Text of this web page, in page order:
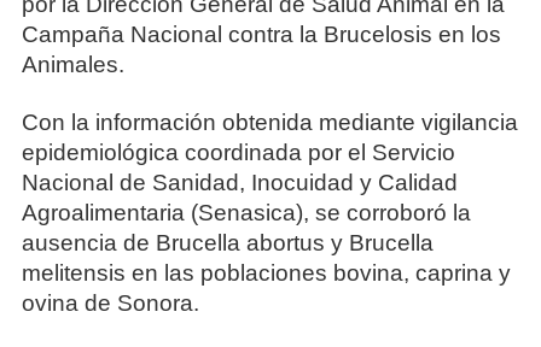
Campaña Nacional contra la Brucelosis en los
Animales.
Con la información obtenida mediante vigilancia
epidemiológica coordinada por el Servicio
Nacional de Sanidad, Inocuidad y Calidad
Agroalimentaria (Senasica), se corroboró la
ausencia de Brucella abortus y Brucella
melitensis en las poblaciones bovina, caprina y
ovina de Sonora.